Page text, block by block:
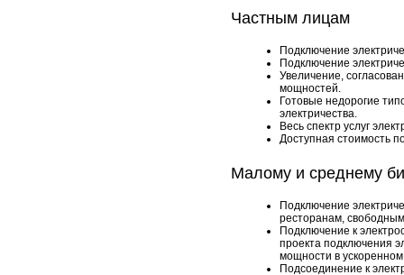
Частным лицам
Подключение
Подключение
Увеличение,
мощностей.
Готовые недорогие
электричества.
Весь спектр услуг
Доступная стоимость
Малому и среднему
Подключение
ресторанам,
Подключение к
проекта подключения
мощности в
Подсоединение к